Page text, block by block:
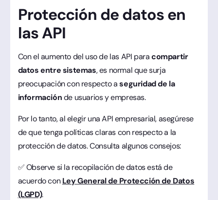
Protección de datos en
las API
Con el aumento del uso de las API paracompartir
datos entre sistemas, es normal que surja
preocupación con respecto aseguridad de la
informaciónde usuarios y empresas.
Por lo tanto, al elegir una API empresarial, asegúrese
de que tenga políticas claras con respecto a la
protección de datos. Consulta algunos consejos:
✅ Observe si la recopilación de datos está de
acuerdo conLey General de Protección de Datos
(LGPD).